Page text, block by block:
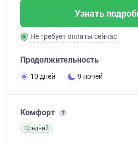
Узнать
Не требует оплаты сейчас
Продолжительность
10 дней 9 ночей
Комфорт
Средний